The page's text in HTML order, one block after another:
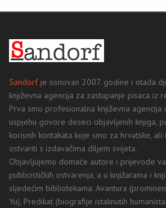
Sandorfje osnovan 2007. godine i otada
književna agencija za zastupanje pisaca iz
Prva smo profesionalna književna agencija
uspjehu govore deseci objavljenih knjiga,
korisnih kontakata koje smo za hrvatske,
ostvariti s izdavačima diljem svijeta.
Objavljujemo domaće autore i prijevode
publicističkih ostvarenja, a u knjižarama i
sljedećim bibliotekama: Avantura
Yu), Predikat (biografije istaknutih